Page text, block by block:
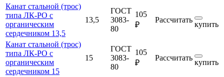
Канат стальной (трос)
типа ЛК-РО с
органическим
сердечником 13,5
13,5
ГОСТ
3083-
80
105
₽
Рассчитать
купить
Канат стальной (трос)
типа ЛК-РО с
органическим
сердечником 15
15
ГОСТ
3083-
80
105
₽
Рассчитать
купить